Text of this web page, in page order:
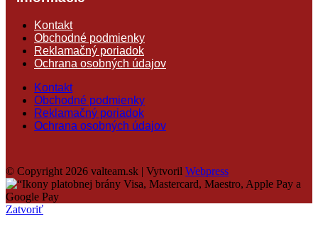
Kontakt
Obchodné podmienky
Reklamačný poriadok
Ochrana osobných údajov
Kontakt
Obchodné podmienky
Reklamačný poriadok
Ochrana osobných údajov
© Copyright 2026 valteam.sk | Vytvoril Webpress
Zatvoriť